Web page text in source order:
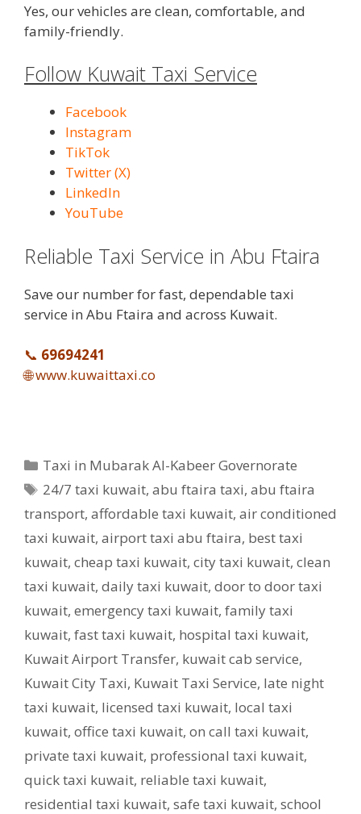
Yes, our vehicles are clean, comfortable, and
family-friendly.
Follow Kuwait Taxi Service
Facebook
Instagram
TikTok
Twitter (X)
LinkedIn
YouTube
Reliable Taxi Service in Abu Ftaira
Save our number for fast, dependable taxi
service in Abu Ftaira and across Kuwait.
📞 69694241
🌐www.kuwaittaxi.co
Categories
Taxi in Mubarak Al-Kabeer Governorate
Tags
24/7 taxi kuwait,abu ftaira taxi,abu ftaira
transport, affordable taxi kuwait, air conditioned
taxi kuwait, airport taxi abu ftaira, best taxi
kuwait, cheap taxi kuwait, city taxi kuwait, clean
taxi kuwait, daily taxi kuwait, door to door taxi
kuwait, emergency taxi kuwait, family taxi
kuwait, fast taxi kuwait, hospital taxi kuwait,
Kuwait Airport Transfer, kuwait cab service,
Kuwait City Taxi, Kuwait Taxi Service, late night
taxi kuwait, licensed taxi kuwait, local taxi
kuwait, office taxi kuwait, on call taxi kuwait,
private taxi kuwait, professional taxi kuwait,
quick taxi kuwait, reliable taxi kuwait,
residential taxi kuwait, safe taxi kuwait, school